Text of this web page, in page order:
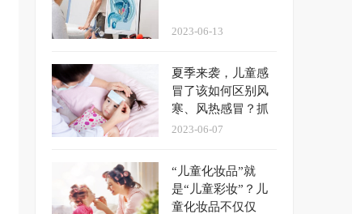
2023-06-13
夏季来袭，儿童感
冒了该如何区别风
寒、风热感冒？抓
2023-06-07
“儿童化妆品”就
是“儿童彩妆”？儿
童化妆品不仅仅